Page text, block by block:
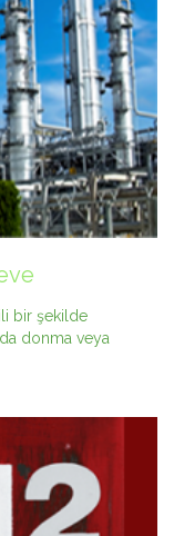
bir şekilde
donma veya